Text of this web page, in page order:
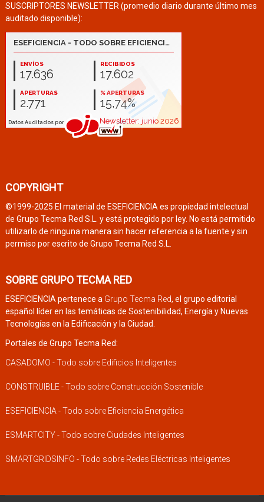
SUSCRIPTORES NEWSLETTER (promedio diario durante último mes
auditado disponible):
COPYRIGHT
©1999-2025 El material de ESEFICIENCIA es propiedad intelectual
de Grupo Tecma Red S.L. y está protegido por ley. No está permitido
utilizarlo de ninguna manera sin hacer referencia a la fuente y sin
permiso por escrito de Grupo Tecma Red S.L.
SOBRE GRUPO TECMA RED
ESEFICIENCIA pertenece a Grupo Tecma Red, el grupo editorial
español líder en las temáticas de Sostenibilidad, Energía y Nuevas
Tecnologías en la Edificación y la Ciudad.
Portales de Grupo Tecma Red:
CASADOMO - Todo sobre Edificios Inteligentes
CONSTRUIBLE - Todo sobre Construcción Sostenible
ESEFICIENCIA - Todo sobre Eficiencia Energética
ESMARTCITY - Todo sobre Ciudades Inteligentes
SMARTGRIDSINFO - Todo sobre Redes Eléctricas Inteligentes